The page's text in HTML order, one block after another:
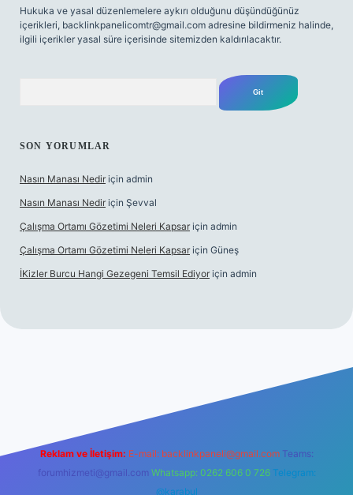
Hukuka ve yasal düzenlemelere aykırı olduğunu düşündüğünüz
içerikleri, backlinkpanelicomtr@gmail.com adresine bildirmeniz halinde,
ilgili içerikler yasal süre içerisinde sitemizden kaldırılacaktır.
SON YORUMLAR
Nasın Manası Nedir için admin
Nasın Manası Nedir için Şevval
Çalışma Ortamı Gözetimi Neleri Kapsar için admin
Çalışma Ortamı Gözetimi Neleri Kapsar için Güneş
İKizler Burcu Hangi Gezegeni Temsil Ediyor için admin
Reklam ve İletişim: E-mail: backlinkpaneli@gmail.com Teams:
forumhizmeti@gmail.com Whatsapp: 0262 606 0 726 Telegram:
@karabul